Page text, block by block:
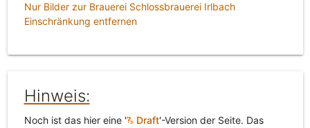
Nur Bilder zur Brauerei Schlossbrauerei Irlbach
Einschränkung entfernen
Hinweis:
Noch ist das hier eine ' Draft'-Version der Seite. Das